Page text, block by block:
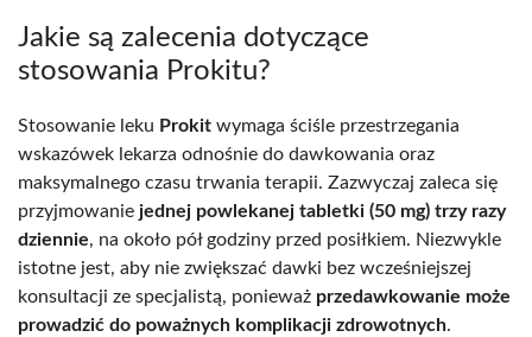
Jakie są zalecenia dotyczące
stosowania Prokitu?
Stosowanie leku Prokit wymaga ściśle przestrzegania
wskazówek lekarza odnośnie do dawkowania oraz
maksymalnego czasu trwania terapii. Zazwyczaj zaleca się
przyjmowanie jednej powlekanej tabletki (50 mg) trzy razy
dziennie, na około pół godziny przed posiłkiem. Niezwykle
istotne jest, aby nie zwiększać dawki bez wcześniejszej
konsultacji ze specjalistą, ponieważ przedawkowanie może
prowadzić do poważnych komplikacji zdrowotnych.